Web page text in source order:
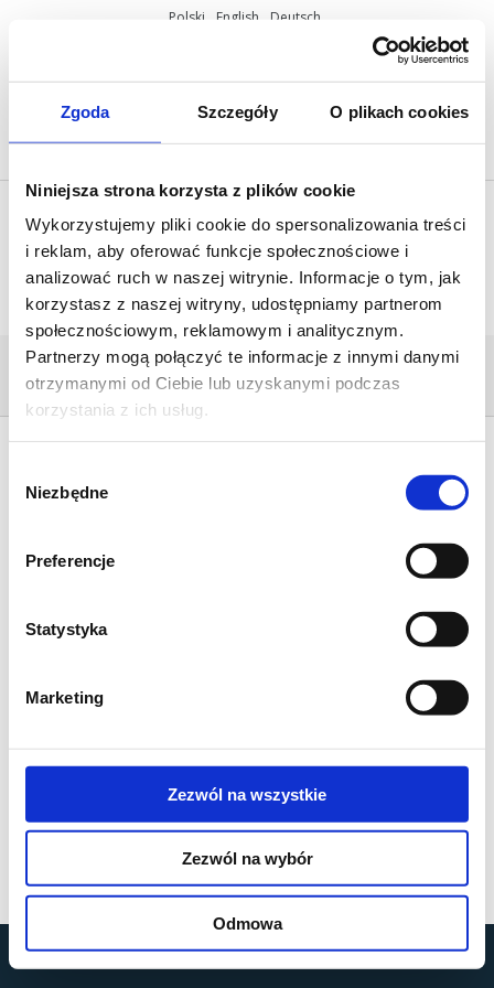
Zgoda Szczegóły O plikach cookies
Niniejsza strona korzysta z plików cookie
Wykorzystujemy pliki cookie do spersonalizowania treści
i reklam, aby oferować funkcje społecznościowe i
analizować ruch w naszej witrynie. Informacje o tym, jak
korzystasz z naszej witryny, udostępniamy partnerom
społecznościowym, reklamowym i analitycznym.
Partnerzy mogą połączyć te informacje z innymi danymi
otrzymanymi od Ciebie lub uzyskanymi podczas
korzystania z ich usług.
zgody
Niezbędne
Preferencje
Statystyka
Marketing
Zezwól na wszystkie
Zezwól na wybór
Odmowa
Polski English Deutsch
+48 61 825 81 11
info@mobilus.pl
PRO_022
Home/Mobilus M45 M NHK/pro_022
byMOBILUS MOTOR© All rights reserved